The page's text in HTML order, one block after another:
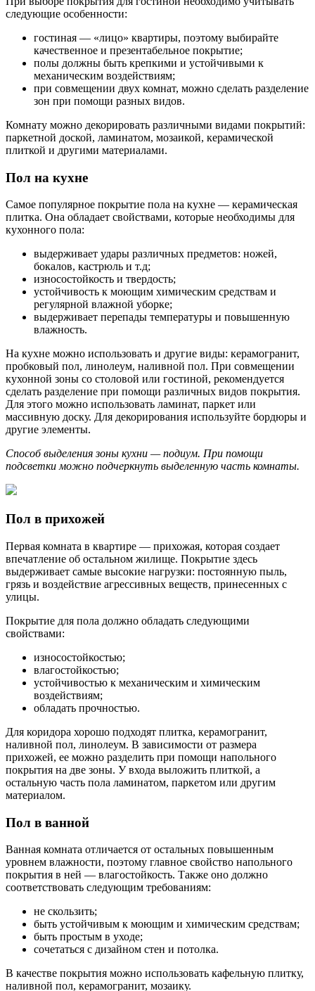
следующие особенности:
гостиная — «лицо» квартиры, поэтому выбирайте
качественное и презентабельное покрытие;
полы должны быть крепкими и устойчивыми к
механическим воздействиям;
при совмещении двух комнат, можно сделать разделение
зон при помощи разных видов.
Комнату можно декорировать различными видами покрытий:
паркетной доской, ламинатом, мозаикой, керамической
плиткой и другими материалами.
Пол на кухне
Самое популярное покрытие пола на кухне — керамическая
плитка. Она обладает свойствами, которые необходимы для
кухонного пола:
выдерживает удары различных предметов: ножей,
бокалов, кастрюль и т.д;
износостойкость и твердость;
устойчивость к моющим химическим средствам и
регулярной влажной уборке;
выдерживает перепады температуры и повышенную
влажность.
На кухне можно использовать и другие виды: керамогранит,
пробковый пол, линолеум, наливной пол. При совмещении
кухонной зоны со столовой или гостиной, рекомендуется
сделать разделение при помощи различных видов покрытия.
Для этого можно использовать ламинат, паркет или
массивную доску. Для декорирования используйте бордюры и
другие элементы.
Способ выделения зоны кухни — подиум. При помощи
подсветки можно подчеркнуть выделенную часть комнаты.
Пол в прихожей
Первая комната в квартире — прихожая, которая создает
впечатление об остальном жилище. Покрытие здесь
выдерживает самые высокие нагрузки: постоянную пыль,
грязь и воздействие агрессивных веществ, принесенных с
улицы.
Покрытие для пола должно обладать следующими
свойствами:
износостойкостью;
влагостойкостью;
устойчивостью к механическим и химическим
воздействиям;
обладать прочностью.
Для коридора хорошо подходят плитка, керамогранит,
наливной пол, линолеум. В зависимости от размера
прихожей, ее можно разделить при помощи напольного
покрытия на две зоны. У входа выложить плиткой, а
остальную часть пола ламинатом, паркетом или другим
материалом.
Пол в ванной
Ванная комната отличается от остальных повышенным
уровнем влажности, поэтому главное свойство напольного
покрытия в ней — влагостойкость. Также оно должно
соответствовать следующим требованиям:
не скользить;
быть устойчивым к моющим и химическим средствам;
быть простым в уходе;
сочетаться с дизайном стен и потолка.
В качестве покрытия можно использовать кафельную плитку,
наливной пол, керамогранит, мозаику.